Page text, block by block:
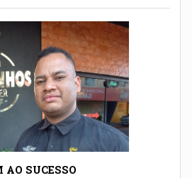
AO SUCESSO